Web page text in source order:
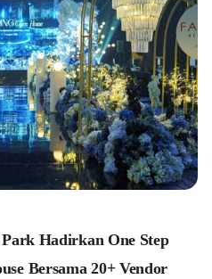
Hadirkan One Step
Bersama 20+ Vendor